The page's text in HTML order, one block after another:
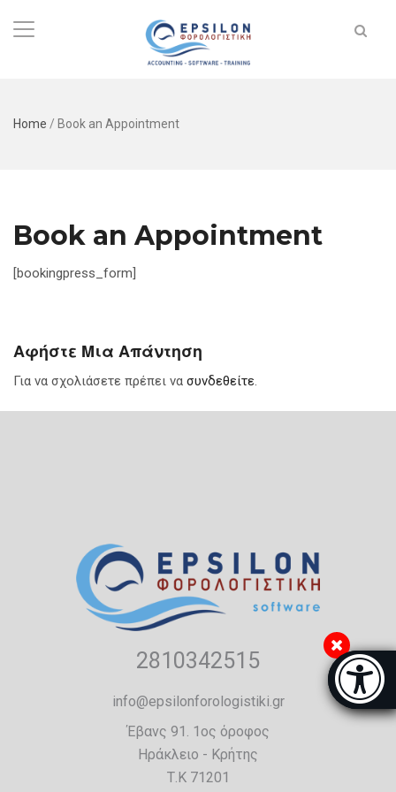
Μπάρα
Home / Book an Appointment
Book an Appointment
[bookingpress_form]
Αφήστε Μια Απάντηση
Για να σχολιάσετε πρέπει να συνδεθείτε.
2810342515
info@epsilonforologistiki.gr
Έβανς 91. 1ος όροφος
Ηράκλειο - Κρήτης
Τ.Κ 71201